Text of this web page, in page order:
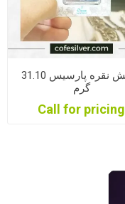
شمش نقره پارسیس 31.10
گرم
Call for pricing